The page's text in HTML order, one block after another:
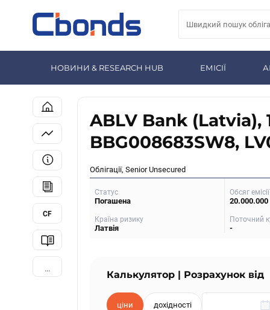
НОВИНИ & RESEARCH HUB ЕМІСІЇ
CF
...
ABLV Bank (Latvia),
BBG008683SW8,
Облігації, Senior Unsecured
Статус
Погашена
Обсяг емісії
20.000.000
Країна ризику
Латвія
Поточний
-
Калькулятор | Розрахунок від
ціни дохідності